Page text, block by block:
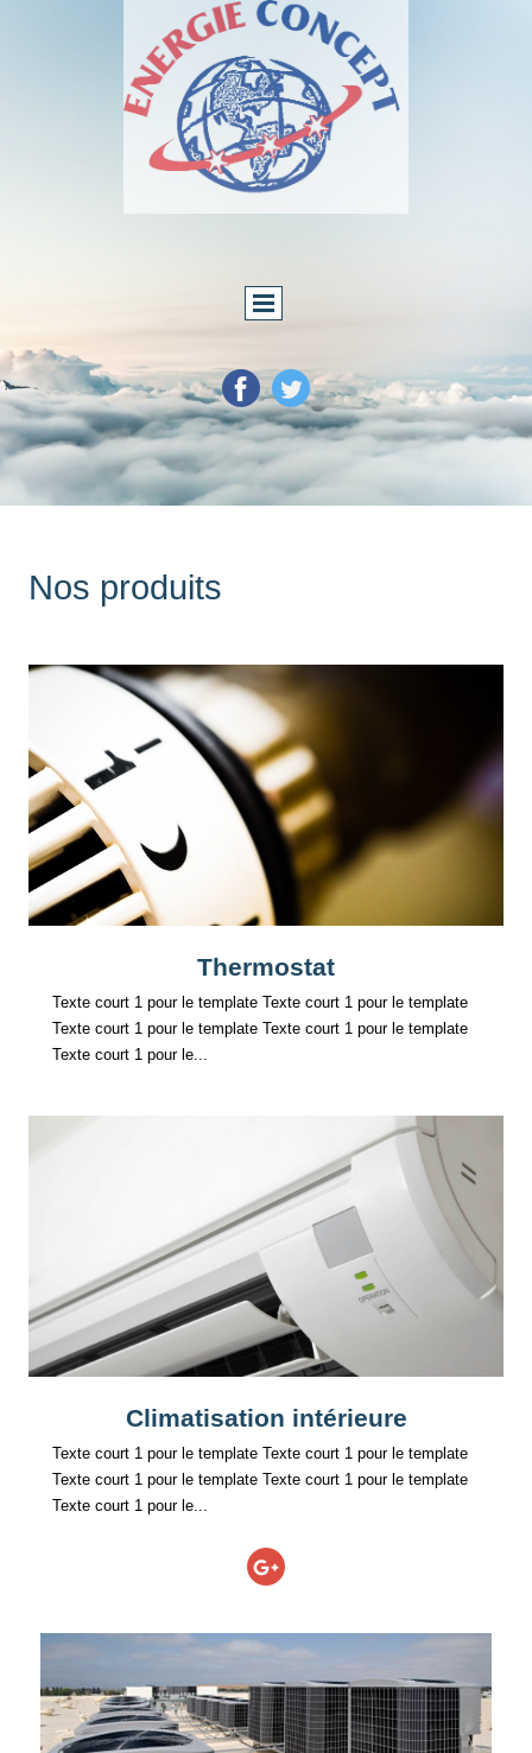
Nos produits
Thermostat
Texte court 1 pour le template Texte court 1 pour le template
Texte court 1 pour le template Texte court 1 pour le template
Texte court 1 pour le...
Climatisation intérieure
Texte court 1 pour le template Texte court 1 pour le template
Texte court 1 pour le template Texte court 1 pour le template
Texte court 1 pour le...